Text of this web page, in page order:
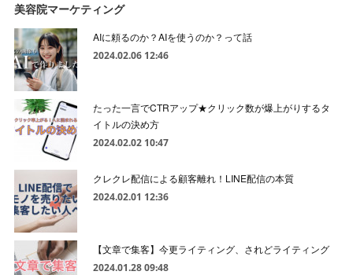
美容院マーケティング
AIに頼るのか？AIを使うのか？って話
2024.02.06 12:46
たった一言でCTRアップ★クリック数が爆上がりするタ
イトルの決め方
2024.02.02 10:47
クレクレ配信による顧客離れ！LINE配信の本質
2024.02.01 12:36
【文章で集客】今更ライティング、されどライティング
2024.01.28 09:48